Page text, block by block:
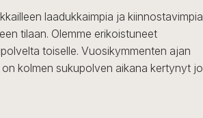
laadukkaimpia ja kiinnostavimpia
tilaan. Olemme erikoistuneet
toiselle. Vuosikymmenten ajan
kolmen sukupolven aikana kertynyt jo